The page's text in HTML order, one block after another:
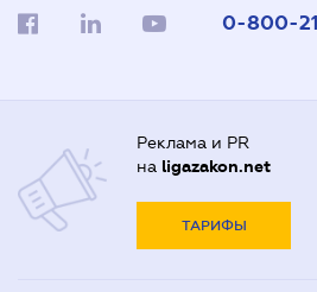
0-800-
Реклама и PR
на ligazakon.net
ТАРИФЫ